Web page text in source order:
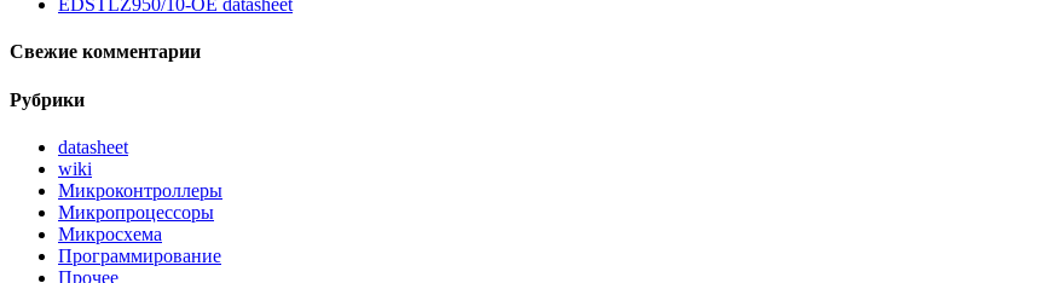
EDSTLZ950/10-OE datasheet
Свежие комментарии
Рубрики
datasheet
wiki
Микроконтроллеры
Микропроцессоры
Микросхема
Программирование
Прочее